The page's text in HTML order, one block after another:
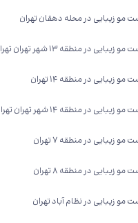
مو زیبایی در محله دهقان تهران
در منطقه ۱۳ شهر تهران تهران
زیبایی در منطقه 14 تهران
در منطقه ۱۴ شهر تهران تهران
زیبایی در منطقه 7 تهران
زیبایی در منطقه 8 تهران
مو زیبایی در نظام آباد تهران